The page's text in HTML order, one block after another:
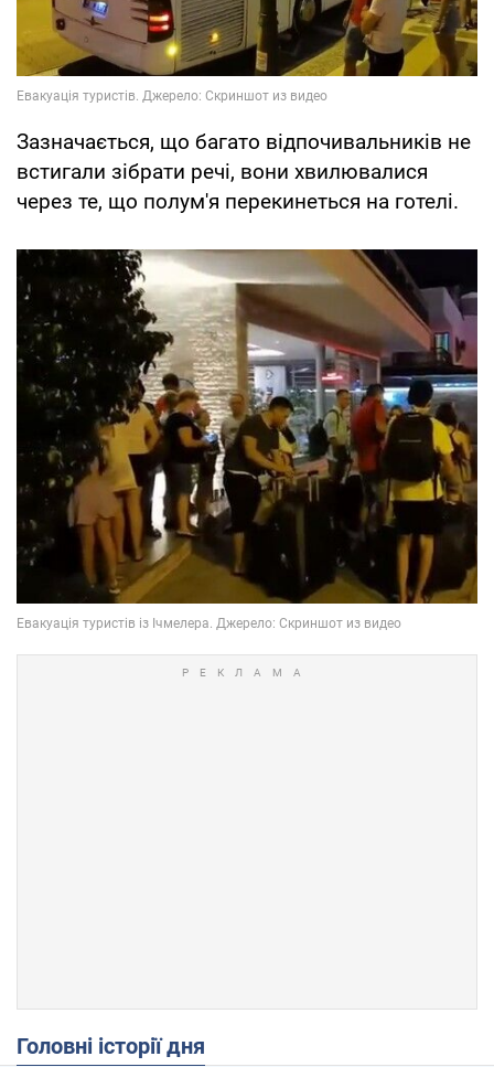
Зазначається, що багато відпочивальників не
встигали зібрати речі, вони хвилювалися
через те, що полум'я перекинеться на готелі.
Головні історії дня